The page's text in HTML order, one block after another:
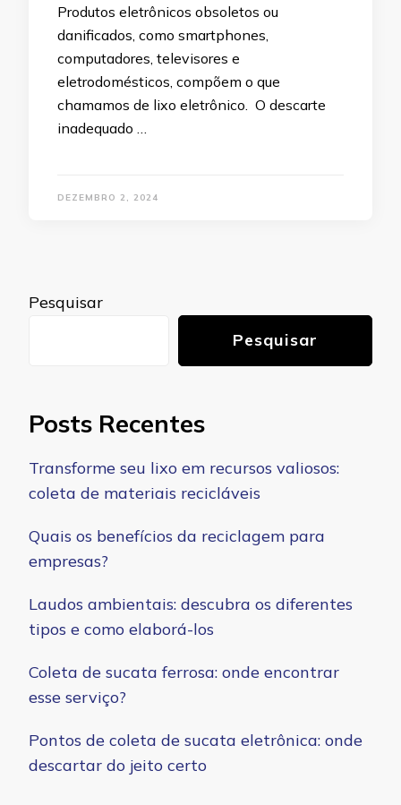
Produtos eletrônicos obsoletos ou
danificados, como smartphones,
computadores, televisores e
eletrodomésticos, compõem o que
chamamos de lixo eletrônico. O descarte
inadequado …
DEZEMBRO 2, 2024
Pesquisar
Pesquisar
Posts Recentes
Transforme seu lixo em recursos valiosos:
coleta de materiais recicláveis
Quais os benefícios da reciclagem para
empresas?
Laudos ambientais: descubra os diferentes
tipos e como elaborá-los
Coleta de sucata ferrosa: onde encontrar
esse serviço?
Pontos de coleta de sucata eletrônica: onde
descartar do jeito certo